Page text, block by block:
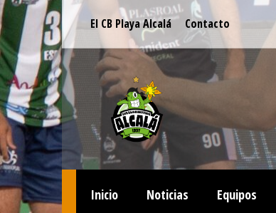
El CB Playa Alcalá Contacto
Inicio Noticias Equipos